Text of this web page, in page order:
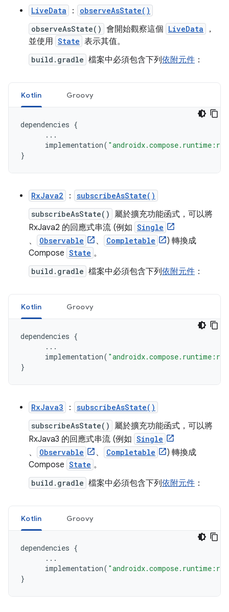
LiveData ：
observeAsState()
observeAsState() 會開始觀察這個 LiveData
，
並使用 State 表示其值。
build.gradle 檔案中必須包含下列依附元件 ：
Kotlin Groovy
dependencies {
...
implementation(
}
RxJava2 ：
subscribeAsState()
subscribeAsState() 屬於擴充功能函式，可以將
RxJava2 的回應式串流 (例如 Single
、 Observable 、 Completable
) 轉換成
Compose State 。
build.gradle 檔案中必須包含下列依附元件 ：
Kotlin Groovy
dependencies {
...
implementation(
}
RxJava3 ：
subscribeAsState()
subscribeAsState() 屬於擴充功能函式，可以將
RxJava3 的回應式串流 (例如 Single
、 Observable 、 Completable
) 轉換成
Compose State 。
build.gradle 檔案中必須包含下列依附元件 ：
Kotlin Groovy
dependencies {
...
implementation(
}